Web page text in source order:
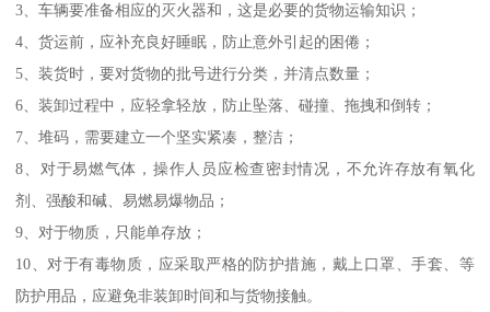
3、车辆要准备相应的灭火器和，这是必要的货物运输知识；
4、货运前，应补充良好睡眠，防止意外引起的困倦；
5、装货时，要对货物的批号进行分类，并清点数量；
6、装卸过程中，应轻拿轻放，防止坠落、碰撞、拖拽和倒转；
7、堆码，需要建立一个坚实紧凑，整洁；
8、对于易燃气体，操作人员应检查密封情况，不允许存放有氧化
剂、强酸和碱、易燃易爆物品；
9、对于物质，只能单存放；
10、对于有毒物质，应采取严格的防护措施，戴上口罩、手套、等
防护用品，应避免非装卸时间和与货物接触。